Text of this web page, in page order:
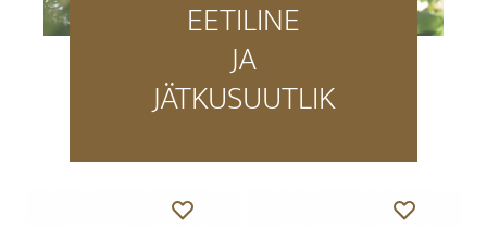
EETILINE
JA
JÄTKUSUUTLIK